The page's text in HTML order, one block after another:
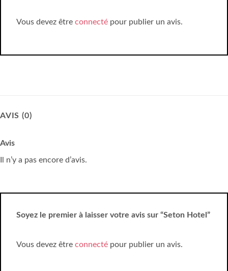
Vous devez être connecté pour publier un avis.
AVIS (0)
Avis
Il n’y a pas encore d’avis.
Soyez le premier à laisser votre avis sur “Seton Hotel”
Vous devez être connecté pour publier un avis.